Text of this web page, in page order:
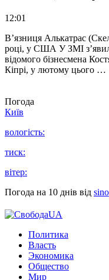
12:01
В’язниця Алькатрас
році, у США У ЗМІ
відомого бізнесмена
Кіпрі, у лютому цього …
Погода
Київ
вологість:
тиск:
вітер:
Погода на 10 днів від
Политика
Власть
Экономика
Общество
Мир